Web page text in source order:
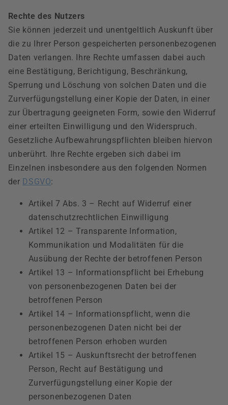
Rechte des Nutzers
Sie können jederzeit und unentgeltlich Auskunft über
die zu Ihrer Person gespeicherten personenbezogenen
Daten verlangen. Ihre Rechte umfassen dabei auch
eine Bestätigung, Berichtigung, Beschränkung,
Sperrung und Löschung von solchen Daten und die
Zurverfügungstellung einer Kopie der Daten, in einer
zur Übertragung geeigneten Form, sowie den Widerruf
einer erteilten Einwilligung und den Widerspruch.
Gesetzliche Aufbewahrungspflichten bleiben hiervon
unberührt. Ihre Rechte ergeben sich dabei im
Einzelnen insbesondere aus den folgenden Normen
der DSGVO:
Artikel 7 Abs. 3 – Recht auf Widerruf einer
datenschutzrechtlichen Einwilligung
Artikel 12 – Transparente Information,
Kommunikation und Modalitäten für die
Ausübung der Rechte der betroffenen Person
Artikel 13 – Informationspflicht bei Erhebung
von personenbezogenen Daten bei der
betroffenen Person
Artikel 14 – Informationspflicht, wenn die
personenbezogenen Daten nicht bei der
betroffenen Person erhoben wurden
Artikel 15 – Auskunftsrecht der betroffenen
Person, Recht auf Bestätigung und
Zurverfügungstellung einer Kopie der
personenbezogenen Daten